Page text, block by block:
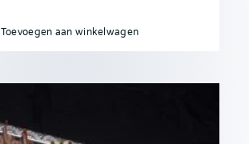
Toevoegen aan winkelwagen